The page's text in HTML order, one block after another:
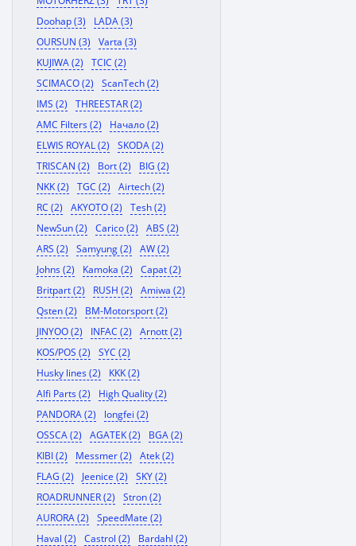
Doohap (3)
LADA (3)
OURSUN (3)
Varta (3)
KUJIWA (2)
TCIC (2)
SCIMACO (2)
ScanTech (2)
IMS (2)
THREESTAR (2)
AMC Filters (2)
Начало (2)
ELWIS ROYAL (2)
SKODA (2)
TRISCAN (2)
Bort (2)
BIG (2)
NKK (2)
TGC (2)
Airtech (2)
RC (2)
AKYOTO (2)
Tesh (2)
NewSun (2)
Carico (2)
ABS (2)
ARS (2)
Samyung (2)
AW (2)
Johns (2)
Kamoka (2)
Capat (2)
Britpart (2)
RUSH (2)
Amiwa (2)
Qsten (2)
BM-Motorsport (2)
JINYOO (2)
INFAC (2)
Arnott (2)
KOS/POS (2)
SYC (2)
Husky lines (2)
KKK (2)
Alfi Parts (2)
High Quality (2)
PANDORA (2)
longfei (2)
OSSCA (2)
AGATEK (2)
BGA (2)
KIBI (2)
Messmer (2)
Atek (2)
FLAG (2)
Jeenice (2)
SKY (2)
ROADRUNNER (2)
Stron (2)
AURORA (2)
SpeedMate (2)
Haval (2)
Castrol (2)
Bardahl (2)